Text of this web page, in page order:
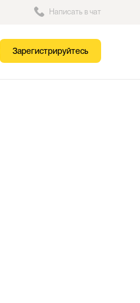
Написать в чат
Зарегистрируйтесь